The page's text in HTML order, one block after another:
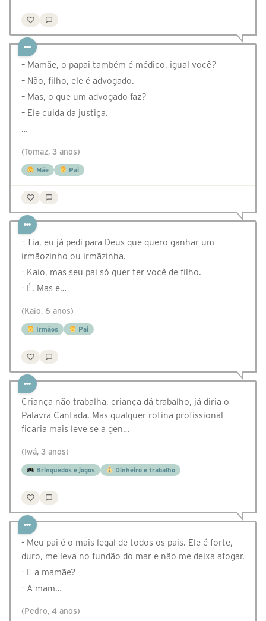
– Mamãe, o papai também é médico, igual você?
– Não, filho, ele é advogado.
– Mas, o que um advogado faz?
– Ele cuida da justiça.
…
(Tomaz, 3 anos)
Mãe Pai
- Tia, eu já pedi para Deus que quero ganhar um
irmãozinho ou irmãzinha.
- Kaio, mas seu pai só quer ter você de filho.
- É. Mas e…
(Kaio, 6 anos)
Irmãos Pai
Criança não trabalha, criança dá trabalho, já diria o
Palavra Cantada. Mas qualquer rotina profissional
ficaria mais leve se a gen…
(Iwá, 3 anos)
Brinquedos e jogos Dinheiro e trabalho
- Meu pai é o mais legal de todos os pais. Ele é forte,
duro, me leva no fundão do mar e não me deixa afogar.
- E a mamãe?
- A mam…
(Pedro, 4 anos)